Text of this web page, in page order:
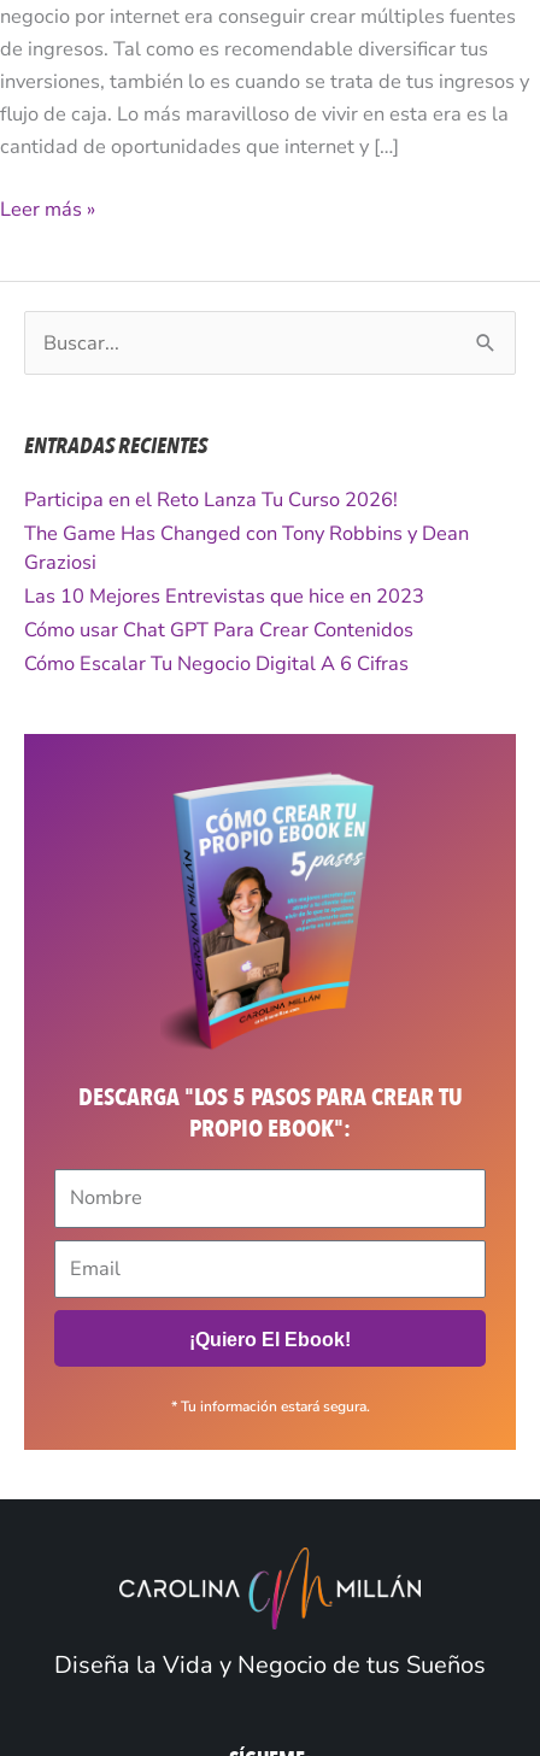
negocio por internet era conseguir crear múltiples fuentes
de ingresos. Tal como es recomendable diversificar tus
inversiones, también lo es cuando se trata de tus ingresos y
flujo de caja. Lo más maravilloso de vivir en esta era es la
cantidad de oportunidades que internet y […]
Leer más »
u
a
r
p
o
r
:
ENTRADAS RECIENTES
Participa en el Reto Lanza Tu Curso 2026!
The Game Has Changed con Tony Robbins y Dean
Graziosi
Las 10 Mejores Entrevistas que hice en 2023
Cómo usar Chat GPT Para Crear Contenidos
Cómo Escalar Tu Negocio Digital A 6 Cifras
DESCARGA "LOS 5 PASOS PARA CREAR TU
PROPIO EBOOK":
¡Quiero El Ebook!
* Tu información estará segura.
Diseña la Vida y Negocio de tus Sueños